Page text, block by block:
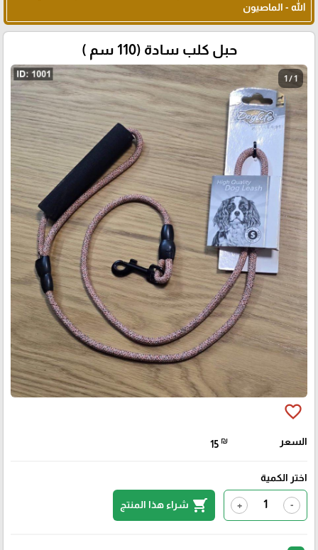
الله - الماصيون
حبل كلب سادة (110 سم )
1 / 1
favorite_border
السعر 15 ₪
اختر الكمية
-
+
shopping_cart شراء هذا المنتج